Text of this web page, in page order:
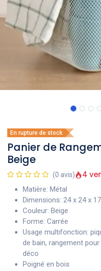
En rupture de stock
Panier de
Beige
(0 avis) 4
Matière: Métal
Dimensions: 24 x 24 x
Couleur: Beige
Forme: Carrée
Usage multifonction:
de bain, rangement
déco
Poigné en bois